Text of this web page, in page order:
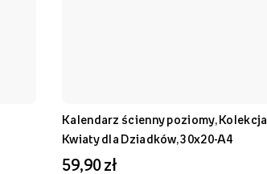
Kalendarz ścienny poziomy, Kolekcja
Kwiaty dla Dziadków, 30x20-A4
59,90 zł